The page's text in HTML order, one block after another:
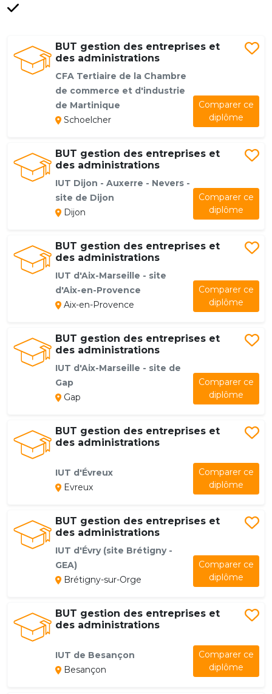
BUT gestion des entreprises et
des administrations
CFA Tertiaire de la Chambre
de commerce et d'industrie
de Martinique
Schoelcher
Comparer ce
diplôme
BUT gestion des entreprises et
des administrations
IUT Dijon - Auxerre - Nevers -
site de Dijon
Dijon
Comparer ce
diplôme
BUT gestion des entreprises et
des administrations
IUT d'Aix-Marseille - site
d'Aix-en-Provence
Aix-en-Provence
Comparer ce
diplôme
BUT gestion des entreprises et
des administrations
IUT d'Aix-Marseille - site de
Gap
Gap
Comparer ce
diplôme
BUT gestion des entreprises et
des administrations
IUT d'Évreux
Evreux
Comparer ce
diplôme
BUT gestion des entreprises et
des administrations
IUT d'Évry (site Brétigny -
GEA)
Brétigny-sur-Orge
Comparer ce
diplôme
BUT gestion des entreprises et
des administrations
IUT de Besançon
Besançon
Comparer ce
diplôme